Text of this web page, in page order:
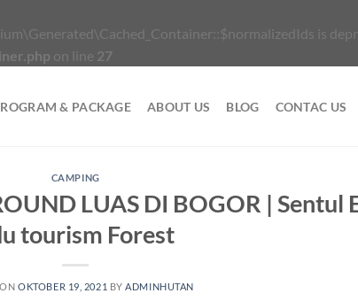
is
on line 27
& PACKAGE ABOUT US BLOG CONTAC US
CAMPING
LUAS DI BOGOR | Sentul
tourism Forest
ONOKTOBER 19, 2021 BY ADMINHUTAN